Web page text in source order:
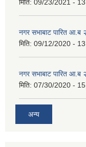
मिति: 09/23/2021 -
नगर सभाबाट पारित
मिति: 09/12/2020 -
नगर सभाबाट पारित
मिति: 07/30/2020 -
अन्य